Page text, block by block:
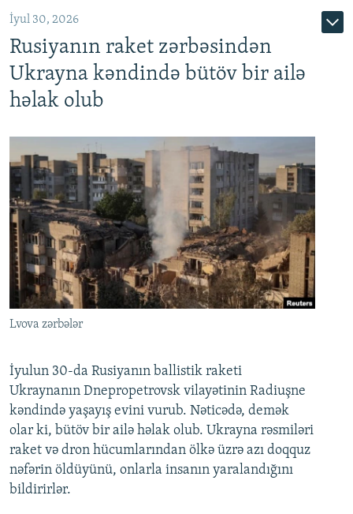
İyul 30, 2026
Rusiyanın raket zərbəsindən
Ukrayna kəndində bütöv bir ailə
həlak olub
Lvova zərbələr
İyulun 30-da Rusiyanın ballistik raketi
Ukraynanın Dnepropetrovsk vilayətinin Radiuşne
kəndində yaşayış evini vurub. Nəticədə, demək
olar ki, bütöv bir ailə həlak olub. Ukrayna rəsmiləri
raket və dron hücumlarından ölkə üzrə azı doqquz
nəfərin öldüyünü, onlarla insanın yaralandığını
bildirirlər.